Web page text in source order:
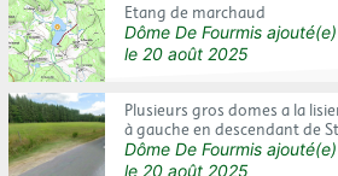
Etang de marchaud
Dôme De Fourmis
le 20 août 2025
Plusieurs gros domes a la
à gauche en descendant de
Dôme De Fourmis
le 20 août 2025